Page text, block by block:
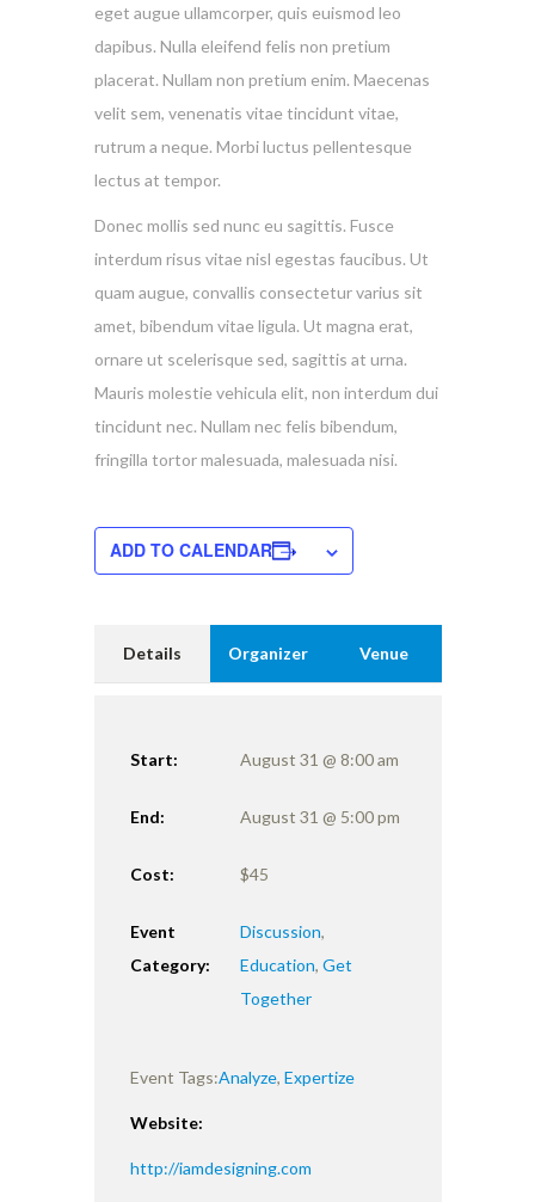
eget augue ullamcorper, quis euismod leo
dapibus. Nulla eleifend felis non pretium
placerat. Nullam non pretium enim. Maecenas
velit sem, venenatis vitae tincidunt vitae,
rutrum a neque. Morbi luctus pellentesque
lectus at tempor.
Donec mollis sed nunc eu sagittis. Fusce
interdum risus vitae nisl egestas faucibus. Ut
quam augue, convallis consectetur varius sit
amet, bibendum vitae ligula. Ut magna erat,
ornare ut scelerisque sed, sagittis at urna.
Mauris molestie vehicula elit, non interdum dui
tincidunt nec. Nullam nec felis bibendum,
fringilla tortor malesuada, malesuada nisi.
ADD TO CALENDAR
Details Organizer Venue
Start: August 31 @ 8:00 am
End: August 31 @ 5:00 pm
Cost: $45
Event
Category:
Discussion,
Education,Get
Together
Event Tags:Analyze, Expertize
Website:
http://iamdesigning.com